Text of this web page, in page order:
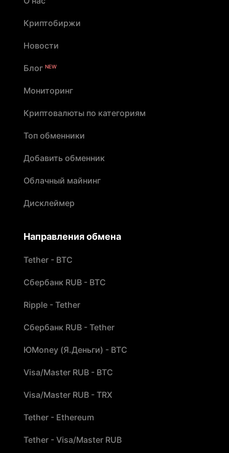
Криптобиржи
Новости
Блог NEW
Мониторинг
Криптовалюты по категориям
Топ обменники
Добавить обменник
Облачный майнинг
Дисклеймер
Направления обмена
Tether - BTC
Сбербанк RUB - BTC
Ripple - Tether
Сбербанк RUB - Tether
ЮMoney (Я.Деньги) - BTC
Visa/Master RUB - BTC
Visa/Master RUB - TRX
Tether - Ethereum
Tether - Visa/Master RUB